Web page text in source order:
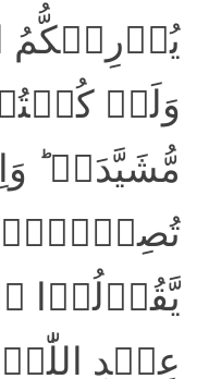
وَلَوۡ
مُّشَیَّدَۃٍ
تُصِبۡہُمۡ
عِنۡدِ